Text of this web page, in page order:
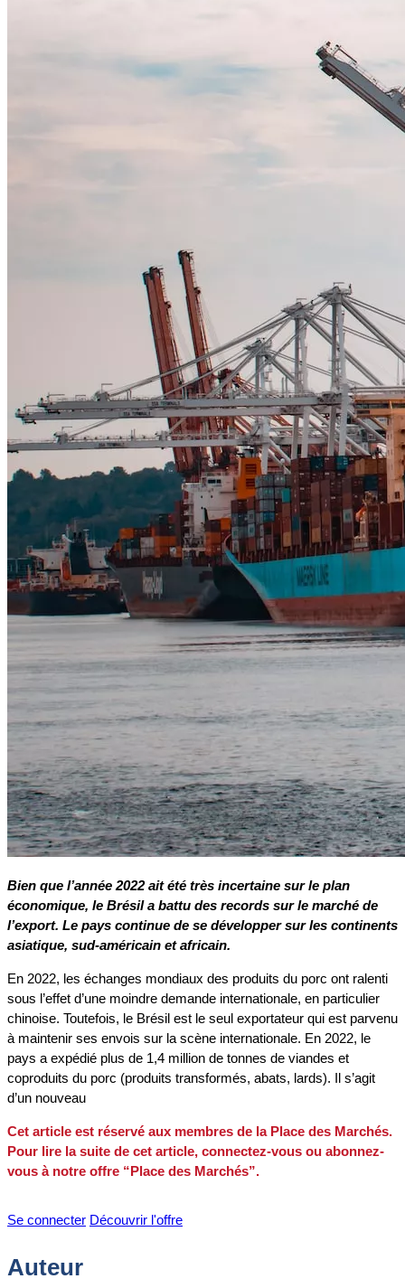
Bien que l’année 2022 ait été très incertaine sur le plan
économique, le Brésil a battu des records sur le marché de
l’export. Le pays continue de se développer sur les continents
asiatique, sud-américain et africain.
En 2022, les échanges mondiaux des produits du porc ont ralenti
sous l’effet d’une moindre demande internationale, en particulier
chinoise. Toutefois, le Brésil est le seul exportateur qui est parvenu
à maintenir ses envois sur la scène internationale. En 2022, le
pays a expédié plus de 1,4 million de tonnes de viandes et
coproduits du porc (produits transformés, abats, lards). Il s’agit
d’un nouveau
Cet article est réservé aux membres de la Place des Marchés.
Pour lire la suite de cet article, connectez-vous ou abonnez-
vous à notre offre “Place des Marchés”.
Se connecter Découvrir l'offre
Auteur